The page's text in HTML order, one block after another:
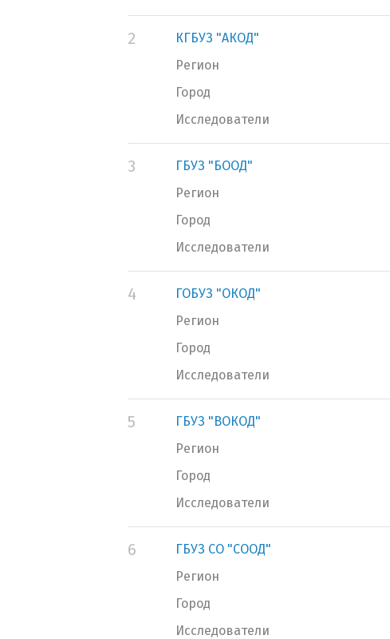
2
КГБУЗ "АКОД"
Регион
Город
Исследователи
3
ГБУЗ "БООД"
Регион
Город
Исследователи
4
ГОБУЗ "ОКОД"
Регион
Город
Исследователи
5
ГБУЗ "ВОКОД"
Регион
Город
Исследователи
6
ГБУЗ СО "СООД"
Регион
Город
Исследователи